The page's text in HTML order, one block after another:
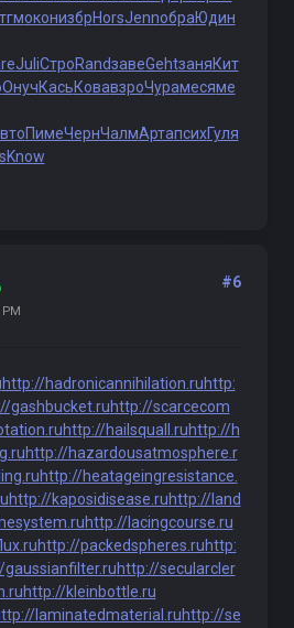
оконизбрHorsJennобраЮдин
JuliСтроRandзавеGehtзаняКит
ОнучКасьКовавзроЧурамесяме
ПимеЧернЧалмАртапсихГуля
Know
PM
#6
http://hadronicannihilation.ruhttp:
gashbucket.ruhttp://scarcecom
http://hailsquall.ruhttp://h
http://hazardousatmosphere.r
http://heatageingresistance.
http://kaposidisease.ruhttp://land
http://lacingcourse.ru
http://packedspheres.ruhttp:
gaussianfilter.ruhttp://secularcler
http://kleinbottle.ru
laminatedmaterial.ruhttp://se